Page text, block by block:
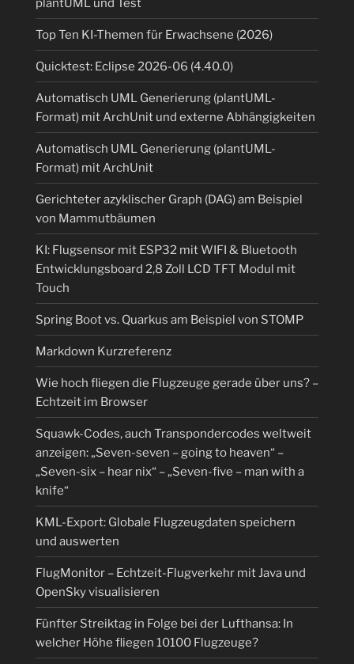
plantUML und Test
Top Ten KI-Themen für Erwachsene (2026)
Quicktest: Eclipse 2026-06 (4.40.0)
Automatisch UML Generierung (plantUML-
Format) mit ArchUnit und externe Abhängigkeiten
Automatisch UML Generierung (plantUML-
Format) mit ArchUnit
Gerichteter azyklischer Graph (DAG) am Beispiel
von Mammutbäumen
KI: Flugsensor mit ESP32 mit WIFI & Bluetooth
Entwicklungsboard 2,8 Zoll LCD TFT Modul mit
Touch
Spring Boot vs. Quarkus am Beispiel von STOMP
Markdown Kurzreferenz
Wie hoch fliegen die Flugzeuge gerade über uns? –
Echtzeit im Browser
Squawk-Codes, auch Transpondercodes weltweit
anzeigen: „Seven-seven – going to heaven“ –
„Seven-six – hear nix“ – „Seven-five – man with a
knife“
KML-Export: Globale Flugzeugdaten speichern
und auswerten
FlugMonitor – Echtzeit-Flugverkehr mit Java und
OpenSky visualisieren
Fünfter Streiktag in Folge bei der Lufthansa: In
welcher Höhe fliegen 10100 Flugzeuge?